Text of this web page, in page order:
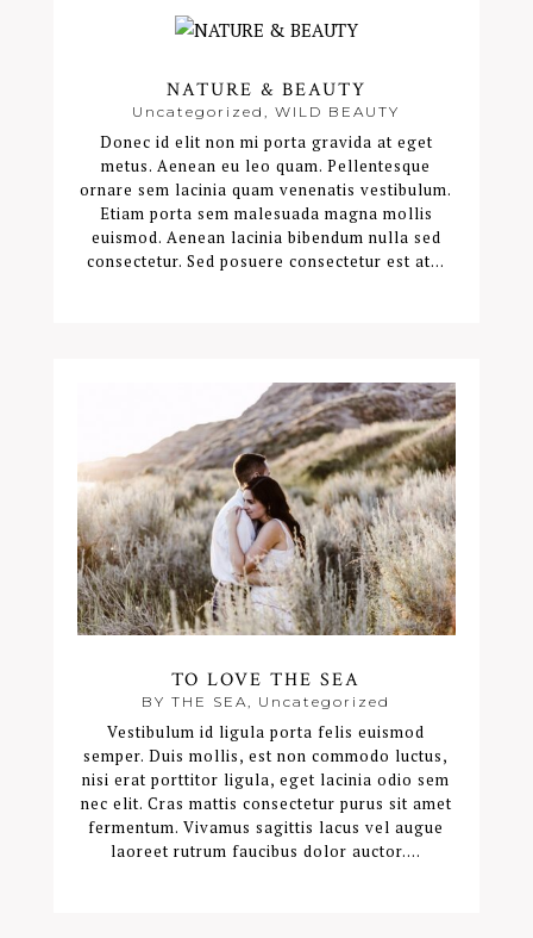
NATURE & BEAUTY
Uncategorized ,WILD BEAUTY
Donec id elit non mi porta gravida at eget
metus. Aenean eu leo quam. Pellentesque
ornare sem lacinia quam venenatis vestibulum.
Etiam porta sem malesuada magna mollis
euismod. Aenean lacinia bibendum nulla sed
consectetur. Sed posuere consectetur est at...
TO LOVE THE SEA
BY THE SEA Uncategorized
Vestibulum id ligula porta felis euismod
semper. Duis mollis, est non commodo luctus,
nisi erat porttitor ligula, eget lacinia odio sem
nec elit. Cras mattis consectetur purus sit amet
fermentum. Vivamus sagittis lacus vel augue
laoreet rutrum faucibus dolor auctor....